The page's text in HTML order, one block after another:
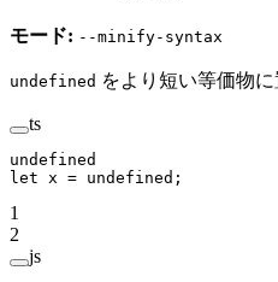
モード: --minify-syntax
undefined をより短い等価物に
ts
undefined
let x = undefined ;
1
2
js